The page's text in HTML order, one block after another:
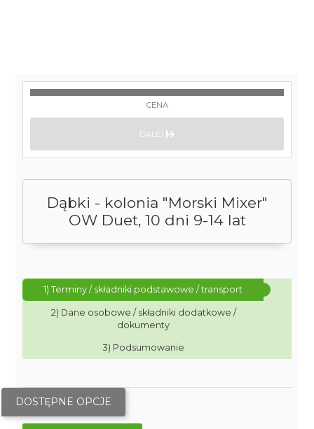
Dąbki - kolonia "Morski Mixer"
OW Duet, 10 dni 9-14 lat
1) Terminy / składniki podstawowe / transport
2) Dane osobowe / składniki dodatkowe /
dokumenty
3) Podsumowanie
DOSTĘPNE OPCJE
CENA
DALEJ